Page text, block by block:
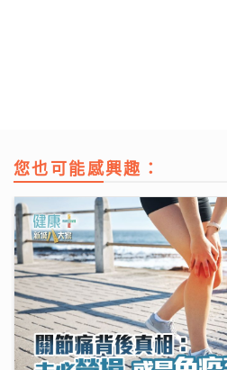
您也可能感興趣：